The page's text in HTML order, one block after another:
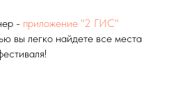
- приложение "2 ГИС"
вы легко найдете все места